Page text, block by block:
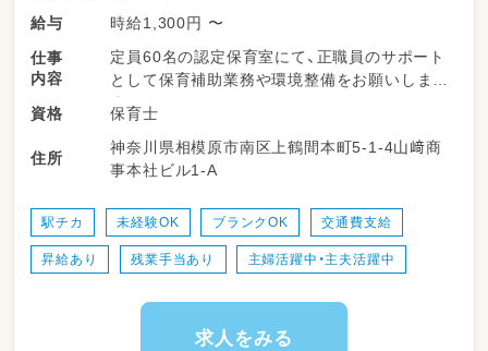
給与
時給1,300円 〜
仕事
内容
定員60名の認定保育室にて、正職員のサポート
として保育補助業務や環境整備をお願いしま
す。
◆園児の出迎え、降園時の見送り
◆子どもたちの主体的な遊びの見守り
歩の付き添い・引率
◆着替えや食事、お昼寝（午睡）時の簡単なお手
伝い
毒作業
◆行事（季節ごとのハロウィン、クッキング、縁
資格 保育士
住所
神奈川県相模原市南区上鶴間本町5-1-4山﨑商
事本社ビル1-A
駅チカ 未経験OK ブランクOK 交通費支給
昇給あり 残業手当あり 主婦活躍中・主夫活躍中
求人をみる